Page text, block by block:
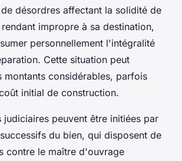
désordres affectant la solidité de
impropre à sa destination,
personnellement l'intégralité
Cette situation peut
montants considérables, parfois
initial de construction.
judiciaires peuvent être initiées par
du bien, qui disposent de
contre le maître d'ouvrage